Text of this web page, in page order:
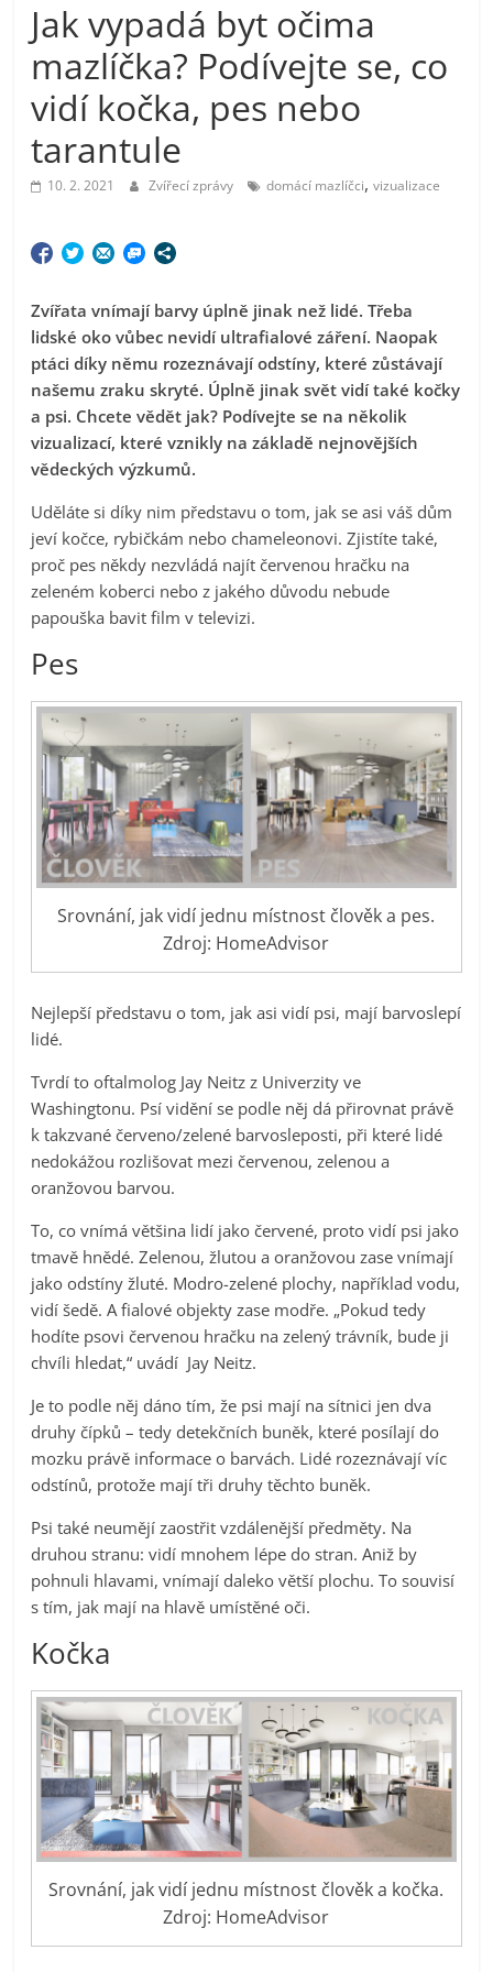
Jak vypadá byt očima
mazlíčka? Podívejte se, co
vidí kočka, pes nebo
tarantule
10. 2. 2021 Zvířecí zprávy domácí mazlíčci,vizualizace
Zvířata vnímají barvy úplně jinak než lidé. Třeba
lidské oko vůbec nevidí ultrafialové záření. Naopak
ptáci díky němu rozeznávají odstíny, které zůstávají
našemu zraku skryté. Úplně jinak svět vidí také kočky
a psi. Chcete vědět jak? Podívejte se na několik
vizualizací, které vznikly na základě nejnovějších
vědeckých výzkumů.
Uděláte si díky nim představu o tom, jak se asi váš dům
jeví kočce, rybičkám nebo chameleonovi. Zjistíte také,
proč pes někdy nezvládá najít červenou hračku na
zeleném koberci nebo z jakého důvodu nebude
papouška bavit film v televizi.
Pes
Srovnání, jak vidí jednu místnost člověk a pes.
Zdroj: HomeAdvisor
Nejlepší představu o tom, jak asi vidí psi, mají barvoslepí
lidé.
Tvrdí to oftalmolog Jay Neitz z Univerzity ve
Washingtonu. Psí vidění se podle něj dá přirovnat právě
k takzvané červeno/zelené barvosleposti, při které lidé
nedokážou rozlišovat mezi červenou, zelenou a
oranžovou barvou.
To, co vnímá většina lidí jako červené, proto vidí psi jako
tmavě hnědé. Zelenou, žlutou a oranžovou zase vnímají
jako odstíny žluté. Modro-zelené plochy, například vodu,
vidí šedě. A fialové objekty zase modře. „Pokud tedy
hodíte psovi červenou hračku na zelený trávník, bude ji
chvíli hledat,“ uvádí Jay Neitz.
Je to podle něj dáno tím, že psi mají na sítnici jen dva
druhy čípků – tedy detekčních buněk, které posílají do
mozku právě informace o barvách. Lidé rozeznávají víc
odstínů, protože mají tři druhy těchto buněk.
Psi také neumějí zaostřit vzdálenější předměty. Na
druhou stranu: vidí mnohem lépe do stran. Aniž by
pohnuli hlavami, vnímají daleko větší plochu. To souvisí
s tím, jak mají na hlavě umístěné oči.
Kočka
Srovnání, jak vidí jednu místnost člověk a kočka.
Zdroj: HomeAdvisor